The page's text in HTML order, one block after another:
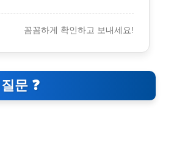
꼼꼼하게 확인하고 보내세요!
문 ❓